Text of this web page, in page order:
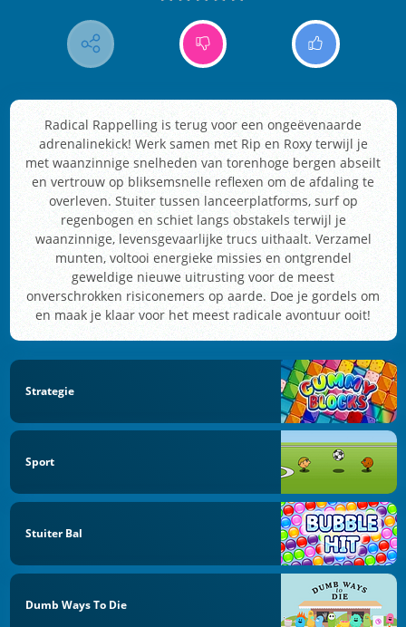
Radical Rappelling is terug voor een ongeëvenaarde
adrenalinekick! Werk samen met Rip en Roxy terwijl je
met waanzinnige snelheden van torenhoge bergen abseilt
en vertrouw op bliksemsnelle reflexen om de afdaling te
overleven. Stuiter tussen lanceerplatforms, surf op
regenbogen en schiet langs obstakels terwijl je
waanzinnige, levensgevaarlijke trucs uithaalt. Verzamel
munten, voltooi energieke missies en ontgrendel
geweldige nieuwe uitrusting voor de meest
onverschrokken risiconemers op aarde. Doe je gordels om
en maak je klaar voor het meest radicale avontuur ooit!
Strategie
Sport
Stuiter Bal
Dumb Ways To Die